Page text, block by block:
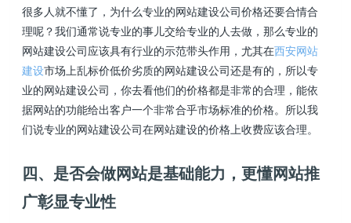
很多人就不懂了，为什么专业的网站建设公司价格还要合情合
理呢？我们通常说专业的事儿交给专业的人去做，那么专业的
网站建设公司应该具有行业的示范带头作用，尤其在西安网站
建设市场上乱标价低价劣质的网站建设公司还是有的，所以专
业的网站建设公司，你去看他们的价格都是非常的合理，能依
据网站的功能给出客户一个非常合乎市场标准的价格。所以我
们说专业的网站建设公司在网站建设的价格上收费应该合理。
四、是否会做网站是基础能力，更懂网站推
广彰显专业性